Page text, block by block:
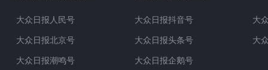
大众日报人民号
大众日报北京号
大众日报潮鸣号
大众日报抖音号
大众日报头条号
大众日报企鹅号
大
大